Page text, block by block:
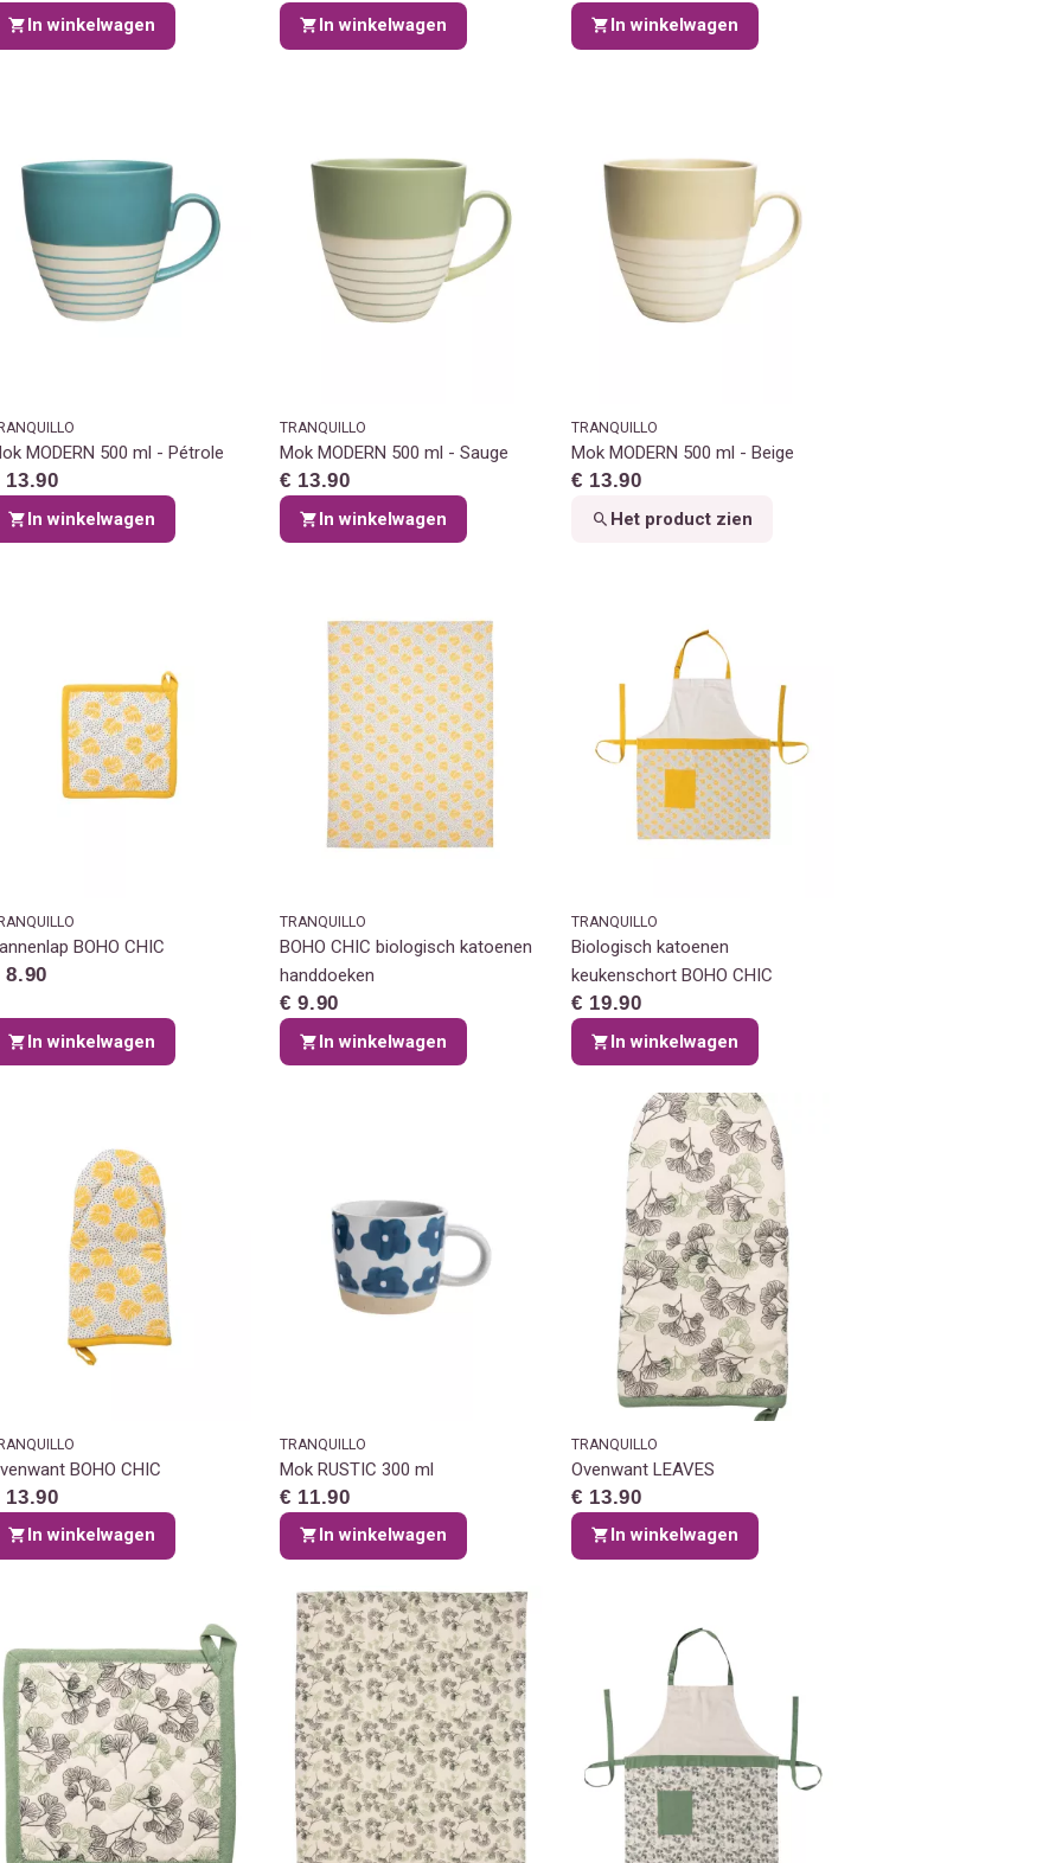
In winkelwagen In winkelwagen In winkelwagen
MODERN 500 ml - Pétrole
13.90
In winkelwagen
TRANQUILLO
Mok MODERN 500 ml - Sauge
€ 13.90
In winkelwagen
TRANQUILLO
Mok MODERN 500 ml - Beige
€ 13.90
Het product zien
BOHO CHIC
8.90
In winkelwagen
TRANQUILLO
BOHO CHIC biologisch katoenen
handdoeken
€ 9.90
In winkelwagen
TRANQUILLO
Biologisch katoenen
keukenschort BOHO CHIC
€ 19.90
In winkelwagen
BOHO CHIC
13.90
In winkelwagen
TRANQUILLO
Mok RUSTIC 300 ml
€ 11.90
In winkelwagen
TRANQUILLO
Ovenwant LEAVES
€ 13.90
In winkelwagen